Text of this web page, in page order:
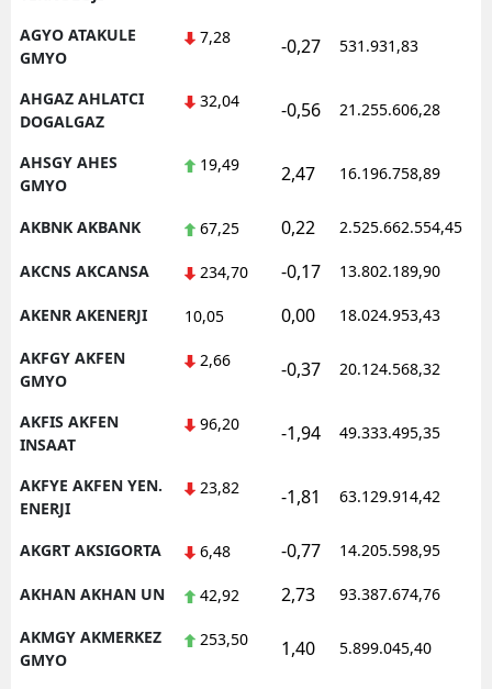
AGYO ATAKULE
GMYO
7,28 -0,27 531.931,83
AHGAZ AHLATCI
DOGALGAZ
32,04 -0,56 21.255.606,28
AHSGY AHES
GMYO
19,49 2,47 16.196.758,89
AKBNK AKBANK 67,25 0,22 2.525.662.554,45
AKCNS AKCANSA 234,70 -0,17 13.802.189,90
AKENR AKENERJI 10,05 0,00 18.024.953,43
AKFGY AKFEN
GMYO
2,66 -0,37 20.124.568,32
AKFIS AKFEN
INSAAT
96,20 -1,94 49.333.495,35
AKFYE AKFEN YEN.
ENERJI
23,82 -1,81 63.129.914,42
AKGRT AKSIGORTA 6,48 -0,77 14.205.598,95
AKHAN AKHAN UN 42,92 2,73 93.387.674,76
AKMGY AKMERKEZ
GMYO
253,50 1,40 5.899.045,40